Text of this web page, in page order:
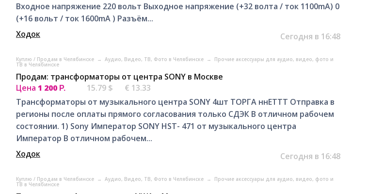
Входное напряжение 220 вольт Выходное напряжение (+32 волта / ток 1100mA) 0
(+16 вольт / ток 1600mA ) Разъём...
Ходок
Сегодня в 16:48
Куплю / Продам в Челябинске → Аудио, Видео, ТВ, Фото в Челябинске → Прочие аксессуары для аудио, видео, фото и
ТВ в Челябинске
Продам: трансформаторы от центра SONY в Москве
Цена 1 200 Р. 15.79 $
€ 13.33
Трансформаторы от музыкального центра SONY 4шт ТОРГА ннЕТТТ Отправка в
регионы после оплаты прямого согласования только СДЭК В отличном рабочем
состоянии. 1) Sony Император SONY HST- 471 от музыкального центра
Император В отличном рабочем...
Ходок
Сегодня в 16:48
Куплю / Продам в Челябинске → Аудио, Видео, ТВ, Фото в Челябинске → Прочие аксессуары для аудио, видео, фото и
ТВ в Челябинске